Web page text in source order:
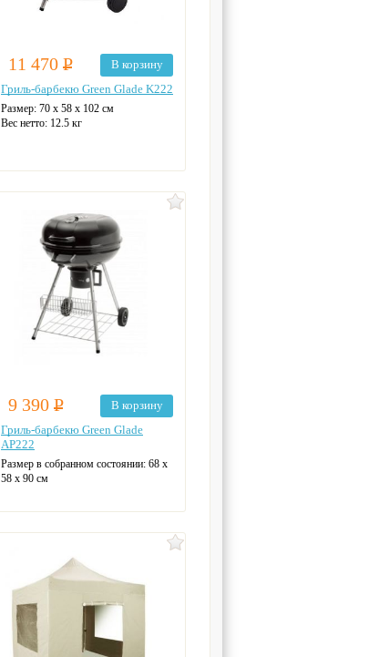
11 470 Р
В корзину
Гриль-барбекю Green Glade K222
Размер: 70 х 58 х 102 см
Вес нетто: 12.5 кг
9 390 Р
В корзину
Гриль-барбекю Green Glade
AP222
Размер в собранном состоянии: 68 х
58 х 90 см